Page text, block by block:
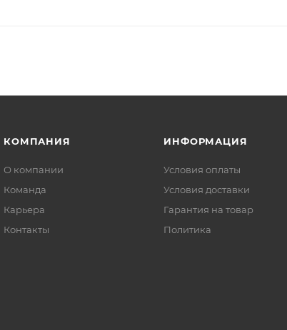
КОМПАНИЯ
О компании
Команда
Карьера
Контакты
ИНФОРМАЦИЯ
Условия оплаты
Условия доставки
Гарантия на товар
Политика